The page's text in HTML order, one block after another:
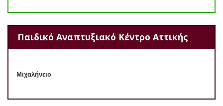
Παιδικό Αναπτυξιακό Κέντρο Αττικής
Μιχαλήνειο